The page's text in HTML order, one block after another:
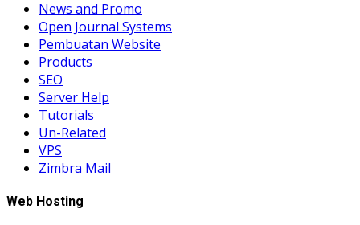
News and Promo
Open Journal Systems
Pembuatan Website
Products
SEO
Server Help
Tutorials
Un-Related
VPS
Zimbra Mail
Web Hosting